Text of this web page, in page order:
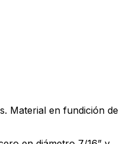
Material en fundición de